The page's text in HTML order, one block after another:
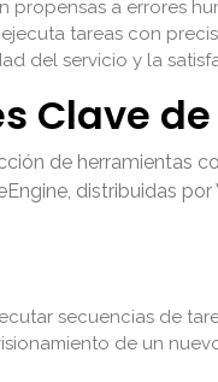
propensas a errores
tareas con
del servicio y la
Clave
de herramientas
distribuidas
secuencias de
de un